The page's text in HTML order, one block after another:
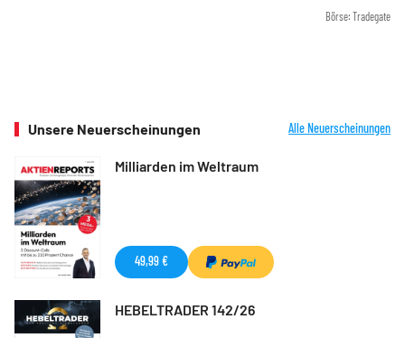
Börse: Tradegate
Unsere Neuerscheinungen Alle Neuerscheinungen
Milliarden im Weltraum
49,99 €
HEBELTRADER 142/26